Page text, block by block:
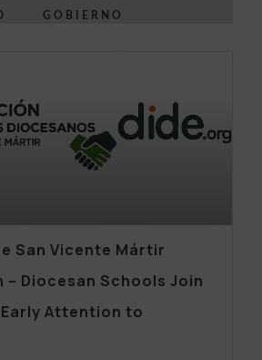
GOBIERNO
San Vicente Mártir
– Diocesan Schools Join
Attention to